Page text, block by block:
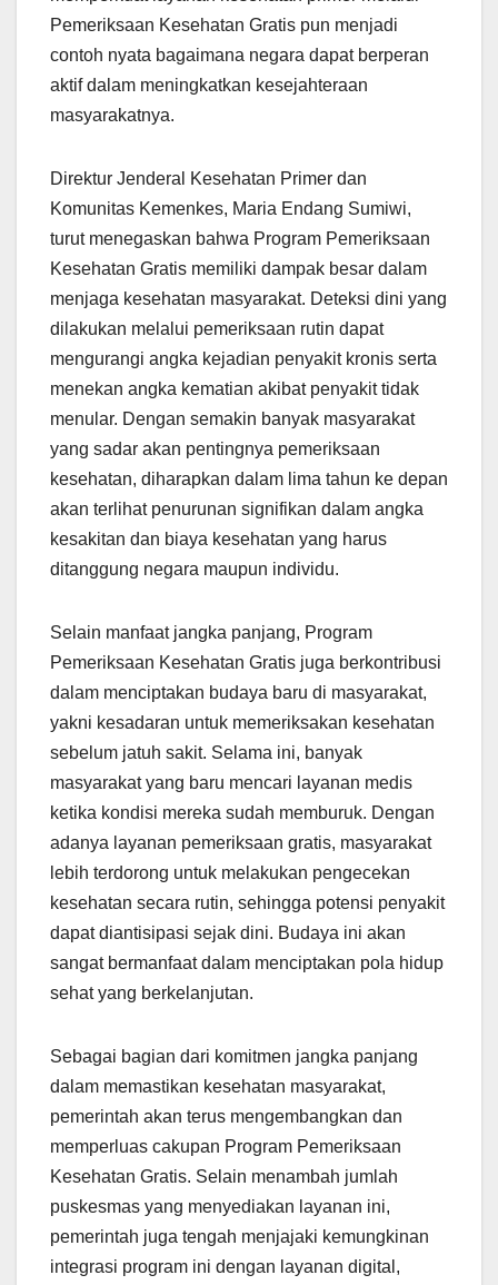
Pemeriksaan Kesehatan Gratis pun menjadi
contoh nyata bagaimana negara dapat berperan
aktif dalam meningkatkan kesejahteraan
masyarakatnya.
Direktur Jenderal Kesehatan Primer dan
Komunitas Kemenkes, Maria Endang Sumiwi,
turut menegaskan bahwa Program Pemeriksaan
Kesehatan Gratis memiliki dampak besar dalam
menjaga kesehatan masyarakat. Deteksi dini yang
dilakukan melalui pemeriksaan rutin dapat
mengurangi angka kejadian penyakit kronis serta
menekan angka kematian akibat penyakit tidak
menular. Dengan semakin banyak masyarakat
yang sadar akan pentingnya pemeriksaan
kesehatan, diharapkan dalam lima tahun ke depan
akan terlihat penurunan signifikan dalam angka
kesakitan dan biaya kesehatan yang harus
ditanggung negara maupun individu.
Selain manfaat jangka panjang, Program
Pemeriksaan Kesehatan Gratis juga berkontribusi
dalam menciptakan budaya baru di masyarakat,
yakni kesadaran untuk memeriksakan kesehatan
sebelum jatuh sakit. Selama ini, banyak
masyarakat yang baru mencari layanan medis
ketika kondisi mereka sudah memburuk. Dengan
adanya layanan pemeriksaan gratis, masyarakat
lebih terdorong untuk melakukan pengecekan
kesehatan secara rutin, sehingga potensi penyakit
dapat diantisipasi sejak dini. Budaya ini akan
sangat bermanfaat dalam menciptakan pola hidup
sehat yang berkelanjutan.
Sebagai bagian dari komitmen jangka panjang
dalam memastikan kesehatan masyarakat,
pemerintah akan terus mengembangkan dan
memperluas cakupan Program Pemeriksaan
Kesehatan Gratis. Selain menambah jumlah
puskesmas yang menyediakan layanan ini,
pemerintah juga tengah menjajaki kemungkinan
integrasi program ini dengan layanan digital,